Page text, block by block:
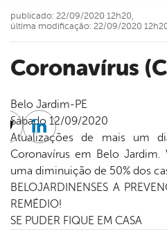
Coronavírus
publicado: 22/09/2020 12h20,
última modificação: 22/09/2020
Belo Jardim-PE
Sábado 12/09/2020
Atualizações de mais um
Coronavírus em Belo Jardim.
uma diminuição de 50% dos
BELOJARDINENSES A
REMÉDIO!
SE PUDER FIQUE EM CASA
Twitter
Linkedin